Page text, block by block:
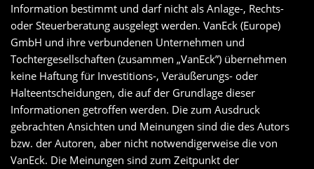
Information bestimmt und darf nicht als Anlage-, Rechts-
oder Steuerberatung ausgelegt werden. VanEck (Europe)
GmbH und ihre verbundenen Unternehmen und
Tochtergesellschaften (zusammen „VanEck”) übernehmen
keine Haftung für Investitions-, Veräußerungs- oder
Halteentscheidungen, die auf der Grundlage dieser
Informationen getroffen werden. Die zum Ausdruck
gebrachten Ansichten und Meinungen sind die des Autors
bzw. der Autoren, aber nicht notwendigerweise die von
VanEck. Die Meinungen sind zum Zeitpunkt der